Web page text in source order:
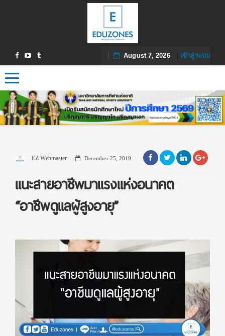
August 7, 2026| เข้าสู่ระบบ
Toggle navigation
EZ Webmaster December 25, 2019
แนะสายอาชีพมาแรงแห่งอนาคต
“อาชีพดูแลผู้สูงอายุ”